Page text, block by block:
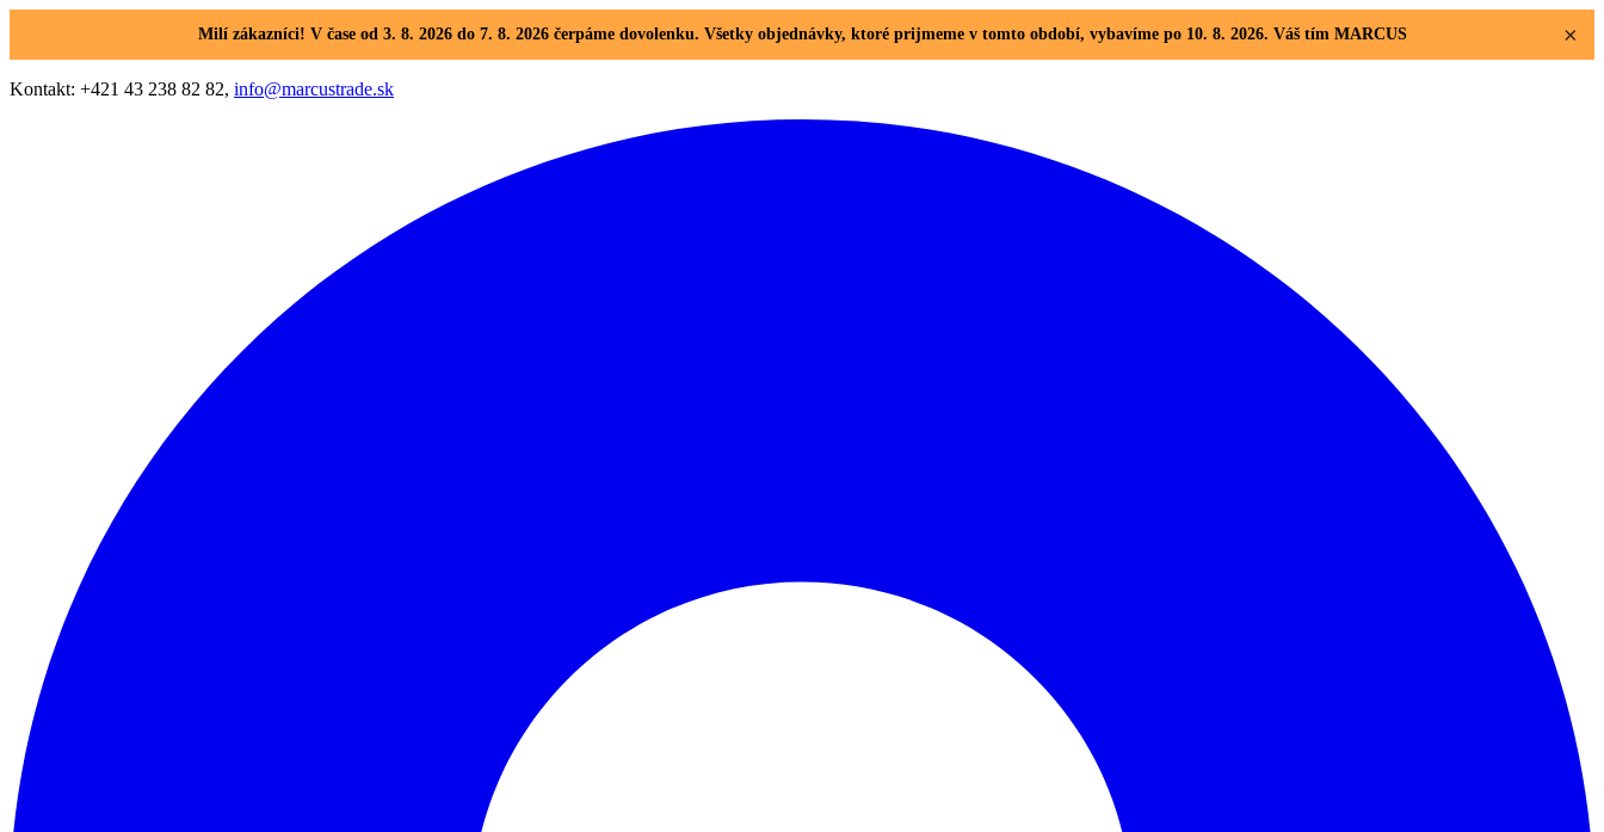
Milí zákazníci! V čase od 3. 8. 2026 do 7. 8. 2026 čerpáme dovolenku. Všetky objednávky, ktoré prijmeme v tomto období, vybavíme po 10. 8. 2026. Váš tím MARCUS ×
Kontakt: +421 43 238 82 82, info@marcustrade.sk